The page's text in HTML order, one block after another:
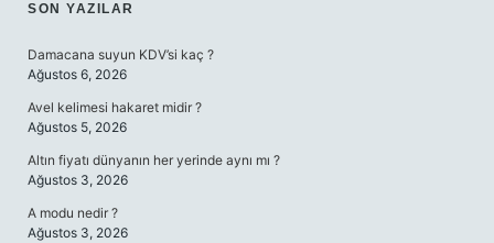
SIDEBAR
SON YAZILAR
Damacana suyun KDV’si kaç ?
Ağustos 6, 2026
Avel kelimesi hakaret midir ?
Ağustos 5, 2026
Altın fiyatı dünyanın her yerinde aynı mı ?
Ağustos 3, 2026
A modu nedir ?
Ağustos 3, 2026